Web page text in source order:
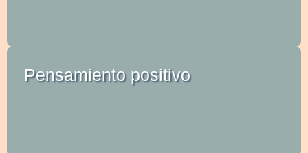
Pensamiento positivo